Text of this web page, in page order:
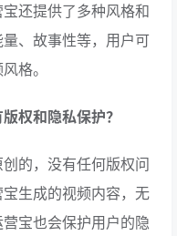
还提供了多种风格和
、故事性等，用户可
格。
权和隐私保护？
的，没有任何版权问
生成的视频内容，无
宝也会保护用户的隐